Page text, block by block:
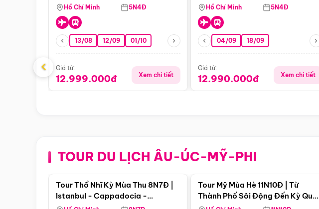
Hùng ( Bay Vn)
Hồ Chí Minh 5N4Đ
13/08 12/09 01/10
Giá từ:
12.999.000đ Xem chi tiết
(Bay Vj)
Hồ Chí Minh 5N4Đ
04/09 18/09
Giá từ:
12.990.000đ Xem chi tiết
‹
TOUR DU LỊCH ÂU-ÚC-MỸ-PHI
Điểm nổi bật
Tour Thổ Nhĩ Kỳ Mùa Thu 8N7Đ |
Istanbul - Cappadocia -
Pamukkale
Tour Mỹ Mùa Hè 11N10Đ | Từ
Thành Phố Sôi Động Đến Kỳ Quan
Thiên Nhiên Mỹ